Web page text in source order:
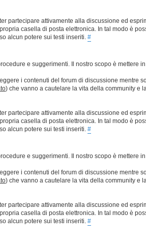
partecipare attivamente alla discussione ed
casella di posta elettronica. In tal modo è
alcun potere sui testi inseriti. #
e suggerimenti. Il nostro scopo è mettere
i contenuti del forum di discussione mentre
) che vanno a cautelare la vita della community e
partecipare attivamente alla discussione ed
casella di posta elettronica. In tal modo è
alcun potere sui testi inseriti. #
e suggerimenti. Il nostro scopo è mettere
i contenuti del forum di discussione mentre
) che vanno a cautelare la vita della community e
partecipare attivamente alla discussione ed
casella di posta elettronica. In tal modo è
alcun potere sui testi inseriti. #